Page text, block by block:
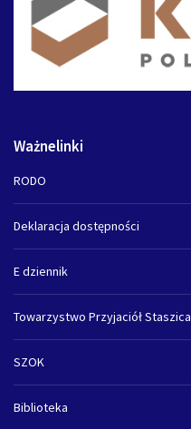
Ważnelinki
RODO
Deklaracja dostępności
E dziennik
Towarzystwo Przyjaciół Staszica
SZOK
Biblioteka